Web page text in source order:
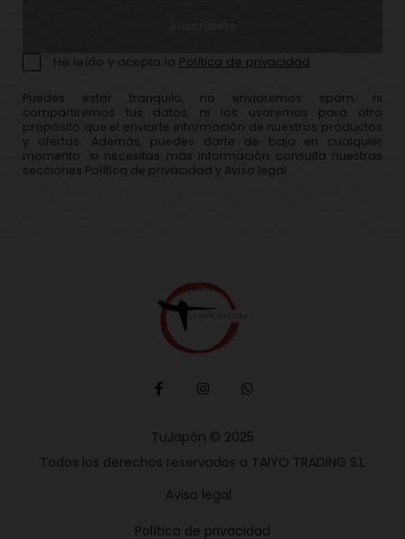
Puedes estar tranquilo, no enviaremos spam, ni
compartiremos tus datos, ni los usaremos para otro
propósito que el enviarte información de nuestros productos
y ofertas. Además, puedes darte de baja en cualquier
momento: si necesitas más información consulta nuestras
secciones Política de privacidad y Aviso legal.
He leído y acepto la Política de privacidad
TuJapón © 2025
Todos los derechos reservados a TAIYO TRADING S.L
Aviso legal
Política de privacidad